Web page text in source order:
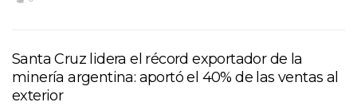
Santa Cruz lidera el récord exportador de la
minería argentina: aportó el 40% de las ventas al
exterior